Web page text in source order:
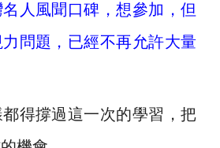
人風聞口碑，想參加，但
問題，已經不再允許大量
得撐過這一次的學習，把